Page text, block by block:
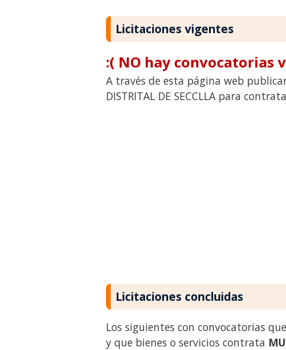
Licitaciones vigentes
:( NO hay
A través de esta página web
DISTRITAL DE SECCLLA para
Licitaciones concluidas
Los siguientes con convocatorias
y que bienes o servicios contrata